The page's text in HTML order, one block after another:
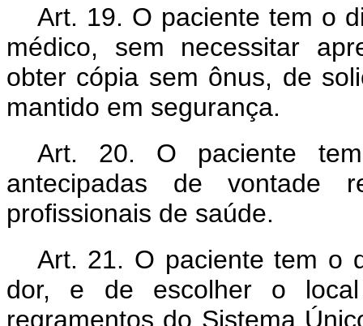
Art. 19. O paciente tem o
médico, sem necessitar
obter cópia sem ônus, de
mantido em segurança.
Art. 20. O paciente
antecipadas de vontade
profissionais de saúde.
Art. 21. O paciente tem o
dor, e de escolher o
regramentos do Sistema